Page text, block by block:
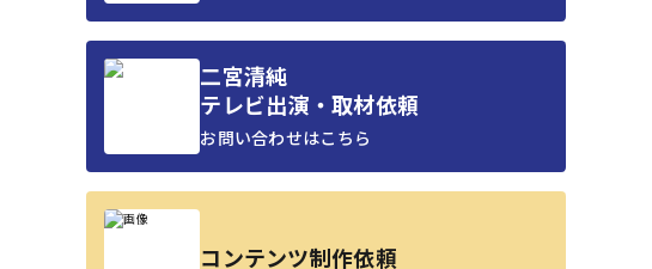
二宮清純
テレビ出演・取材依頼
お問い合わせはこちら
コンテンツ制作依頼